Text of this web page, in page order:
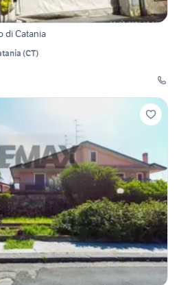
di Catania
(CT)